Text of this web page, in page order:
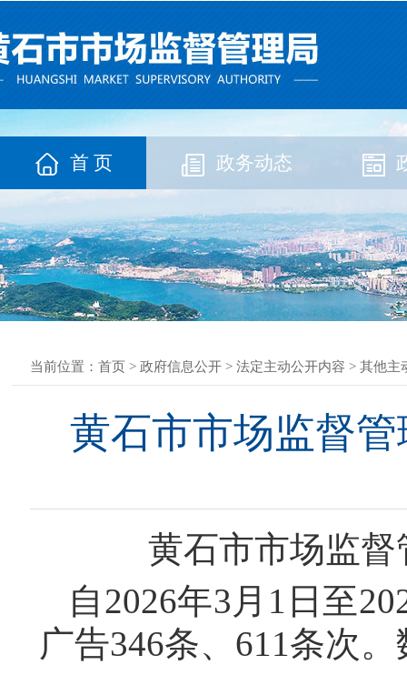
首 页 政务动态
当前位置： 首页 > 政府信息公开 > 法定主动公开内容 > 其他主
黄石市市场监督
黄石市市场监督
自2026年3月1日至
广告346条、611条次